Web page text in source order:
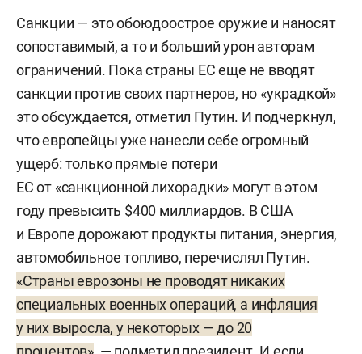
Санкции — это обоюдоострое оружие и наносят
сопоставимый, а то и больший урон авторам
ограничений. Пока страны ЕС еще не вводят
санкции против своих партнеров, но «украдкой»
это обсуждается, отметил Путин. И подчеркнул,
что европейцы уже нанесли себе огромный
ущерб: только прямые потери
ЕС от «санкционной лихорадки» могут в этом
году превысить $400 миллиардов. В США
и Европе дорожают продукты питания, энергия,
автомобильное топливо, перечислял Путин.
«Страны еврозоны не проводят никаких
специальных военных операций, а инфляция
у них выросла, у некоторых — до 20